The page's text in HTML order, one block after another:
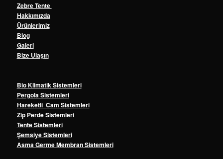
Zebre Tente
Hakkımızda
Ürünlerimiz
Blog
Galeri
Bize Ulaşın
Bio Klimatik Sistemleri
Pergola Sistemleri
Hareketli Cam Sistemleri
Zip Perde Sistemleri
Tente Sistemleri
Şemsiye Sistemleri
Asma Germe Membran Sistemleri